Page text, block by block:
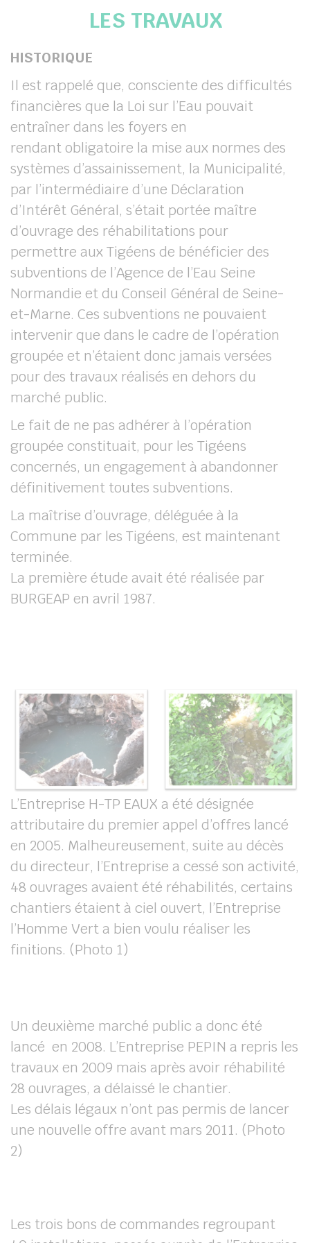
LES TRAVAUX
HISTORIQUE
Il est rappelé que, consciente des difficultés
financières que la Loi sur l’Eau pouvait
entraîner dans les foyers en
rendant obligatoire la mise aux normes des
systèmes d’assainissement, la Municipalité,
par l’intermédiaire d’une Déclaration
d’Intérêt Général, s’était portée maître
d’ouvrage des réhabilitations pour
permettre aux Tigéens de bénéficier des
subventions de l’Agence de l’Eau Seine
Normandie et du Conseil Général de Seine-
et-Marne. Ces subventions ne pouvaient
intervenir que dans le cadre de l’opération
groupée et n’étaient donc jamais versées
pour des travaux réalisés en dehors du
marché public.
Le fait de ne pas adhérer à l’opération
groupée constituait, pour les Tigéens
concernés, un engagement à abandonner
définitivement toutes subventions.
La maîtrise d’ouvrage, déléguée à la
Commune par les Tigéens, est maintenant
terminée.
La première étude avait été réalisée par
BURGEAP en avril 1987.
L’Entreprise H-TP EAUX a été désignée
attributaire du premier appel d’offres lancé
en 2005. Malheureusement, suite au décès
du directeur, l’Entreprise a cessé son activité,
48 ouvrages avaient été réhabilités, certains
chantiers étaient à ciel ouvert, l’Entreprise
l’Homme Vert a bien voulu réaliser les
finitions. (Photo 1)
Un deuxième marché public a donc été
lancé en 2008. L’Entreprise PEPIN a repris les
travaux en 2009 mais après avoir réhabilité
28 ouvrages, a délaissé le chantier.
Les délais légaux n’ont pas permis de lancer
une nouvelle offre avant mars 2011. (Photo
2)
Les trois bons de commandes regroupant